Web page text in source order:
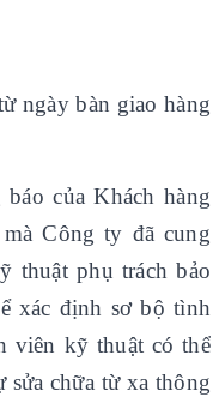
ngày bàn giao hàng
của Khách hàng
Công ty đã cung
thuật phụ trách bảo
xác định sơ bộ tình
viên kỹ thuật có thể
chữa từ xa thông